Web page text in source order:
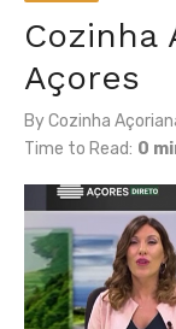
Cozinha
Açores
ByCozinha
Time to Read: 0